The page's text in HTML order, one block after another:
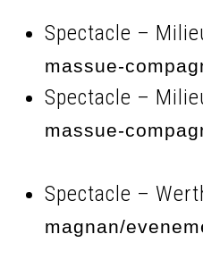
Spectacle –
massue-
Spectacle –
massue-
Spectacle –
magnan/